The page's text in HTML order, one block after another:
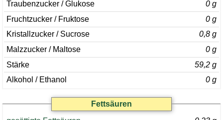
Traubenzucker / Glukose
0 g
Fruchtzucker / Fruktose
0 g
Kristallzucker / Sucrose
0,8 g
Malzzucker / Maltose
0 g
Stärke
59,2 g
Alkohol / Ethanol
0 g
Fettsäuren